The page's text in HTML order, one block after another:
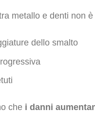
metallo e denti non
dello smalto
che i danni